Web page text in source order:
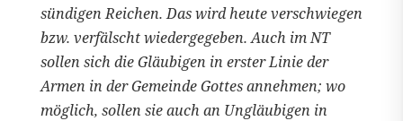
sündigen Reichen. Das wird heute verschwiegen
bzw. verfälscht wiedergegeben. Auch im NT
sollen sich die Gläubigen in erster Linie der
Armen in der Gemeinde Gottes annehmen; wo
möglich, sollen sie auch an Ungläubigen in